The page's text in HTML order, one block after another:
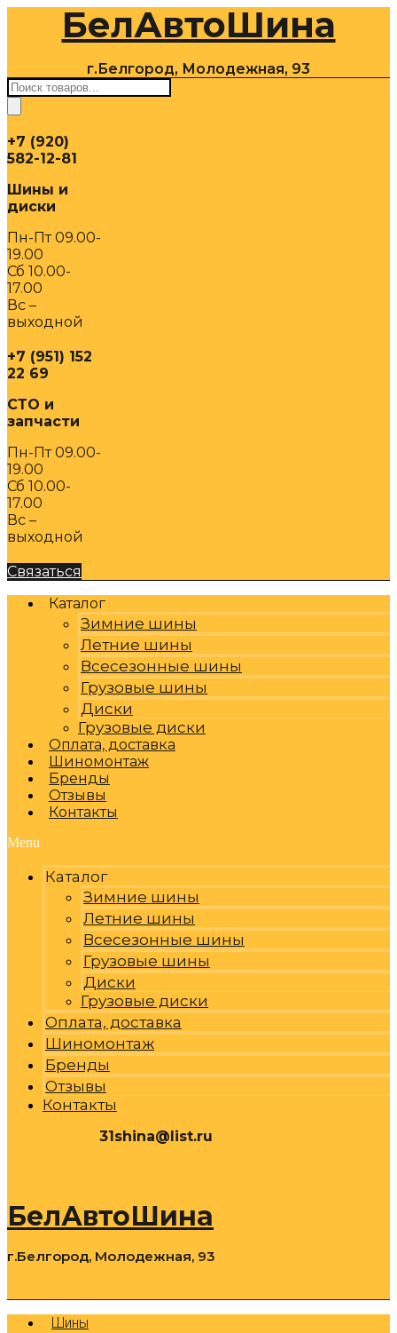
содержимомуБелАвтоШина
г.Белгород, Молодежная, 93
Поиск
товаров
+7 (920)
582-12-81
Шины и
диски
Пн-Пт 09.00-
19.00
Сб 10.00-
17.00
Вс –
выходной
+7 (951) 152
22 69
СТО и
запчасти
Пн-Пт 09.00-
19.00
Сб 10.00-
17.00
Вс –
выходной
Связаться
Каталог
Зимние шины
Летние шины
Всесезонные шины
Грузовые шины
Диски
Грузовые диски
Оплата, доставка
Шиномонтаж
Бренды
Отзывы
Контакты
Menu
Каталог
Зимние шины
Летние шины
Всесезонные шины
Грузовые шины
Диски
Грузовые диски
Оплата, доставка
Шиномонтаж
Бренды
Отзывы
Контакты
31shina@list.ru
БелАвтоШина
г.Белгород, Молодежная, 93
Шины